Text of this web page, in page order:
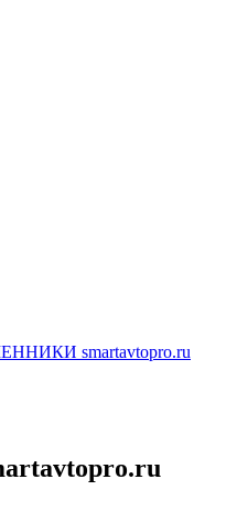
smartavtopro.ru